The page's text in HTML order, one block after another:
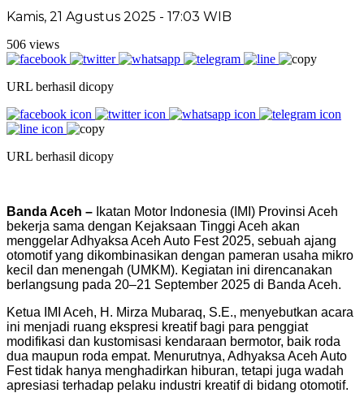
Kamis, 21 Agustus 2025 - 17:03 WIB
506 views
URL berhasil dicopy
URL berhasil dicopy
Banda Aceh – Ikatan Motor Indonesia (IMI) Provinsi Aceh
bekerja sama dengan Kejaksaan Tinggi Aceh akan
menggelar Adhyaksa Aceh Auto Fest 2025, sebuah ajang
otomotif yang dikombinasikan dengan pameran usaha mikro
kecil dan menengah (UMKM). Kegiatan ini direncanakan
berlangsung pada 20–21 September 2025 di Banda Aceh.
Ketua IMI Aceh, H. Mirza Mubaraq, S.E., menyebutkan acara
ini menjadi ruang ekspresi kreatif bagi para penggiat
modifikasi dan kustomisasi kendaraan bermotor, baik roda
dua maupun roda empat. Menurutnya, Adhyaksa Aceh Auto
Fest tidak hanya menghadirkan hiburan, tetapi juga wadah
apresiasi terhadap pelaku industri kreatif di bidang otomotif.